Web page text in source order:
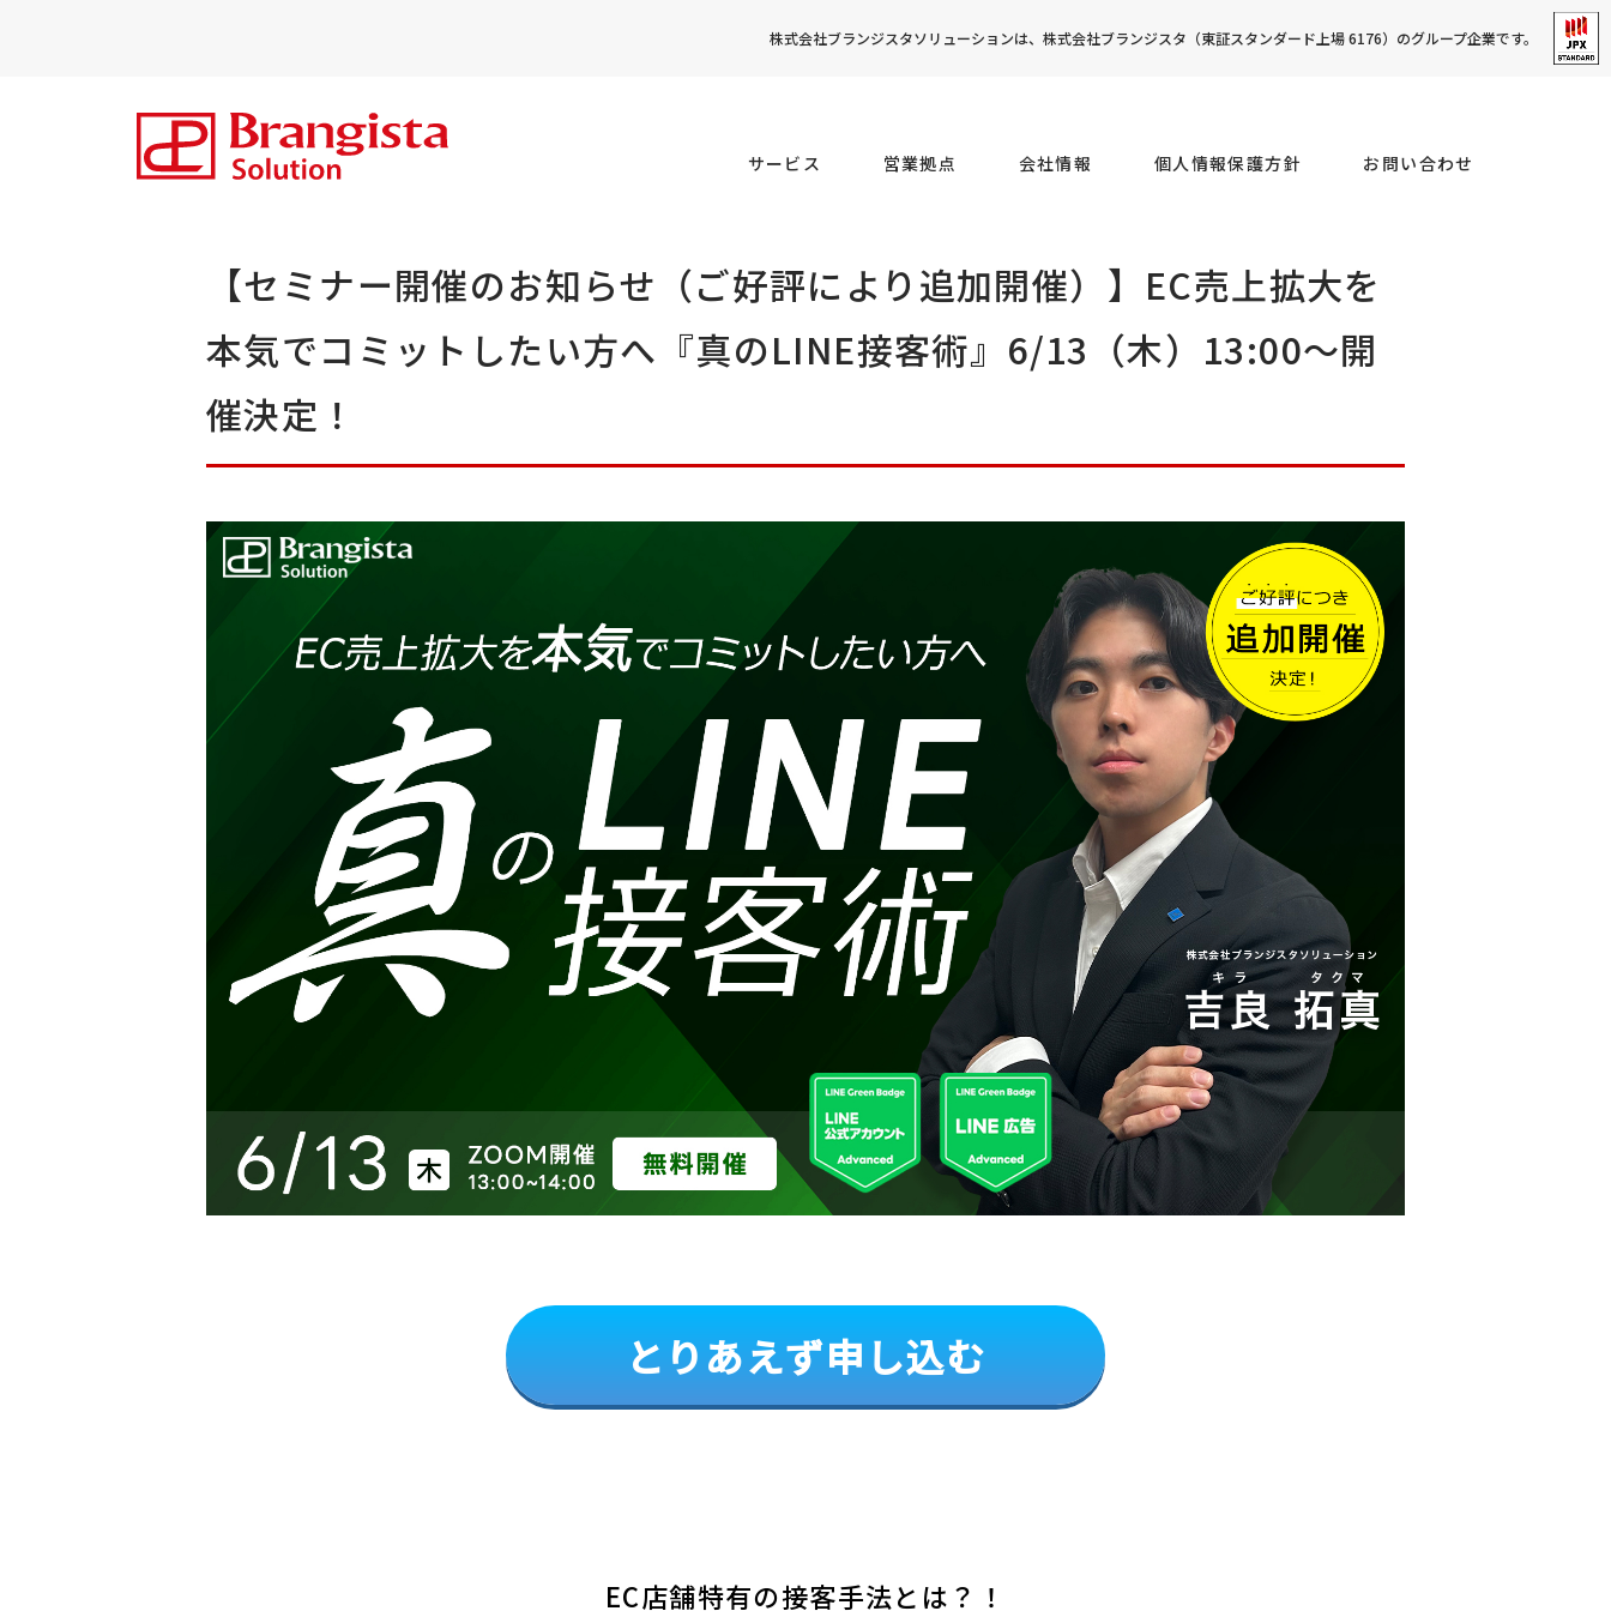
株式会社ブランジスタソリューションは、株式会社ブランジスタ（東証スタンダード上場 6176）のグループ企業です。
サービス 営業拠点 会社情報 個人情報保護方針 お問い合わせ
【セミナー開催のお知らせ（ご好評により追加開催）】EC売上拡大を
本気でコミットしたい方へ『真のLINE接客術』6/13（木）13:00～開
催決定！
とりあえず申し込む
EC店舗特有の接客手法とは？！